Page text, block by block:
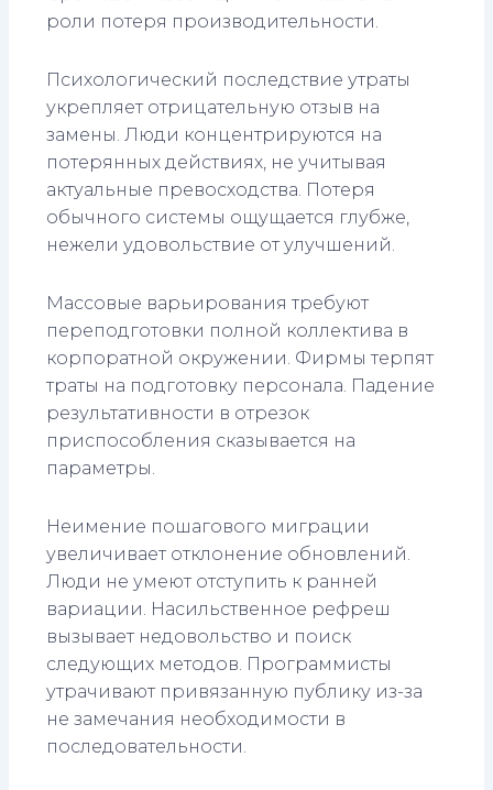
роли потеря производительности.
Психологический последствие утраты
укрепляет отрицательную отзыв на
замены. Люди концентрируются на
потерянных действиях, не учитывая
актуальные превосходства. Потеря
обычного системы ощущается глубже,
нежели удовольствие от улучшений.
Массовые варьирования требуют
переподготовки полной коллектива в
корпоратной окружении. Фирмы терпят
траты на подготовку персонала. Падение
результативности в отрезок
приспособления сказывается на
параметры.
Неимение пошагового миграции
увеличивает отклонение обновлений.
Люди не умеют отступить к ранней
вариации. Насильственное рефреш
вызывает недовольство и поиск
следующих методов. Программисты
утрачивают привязанную публику из-за
не замечания необходимости в
последовательности.